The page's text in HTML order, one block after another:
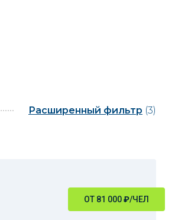
Расширенный фильтр (3)
ОТ 81 000₽/ЧЕЛ